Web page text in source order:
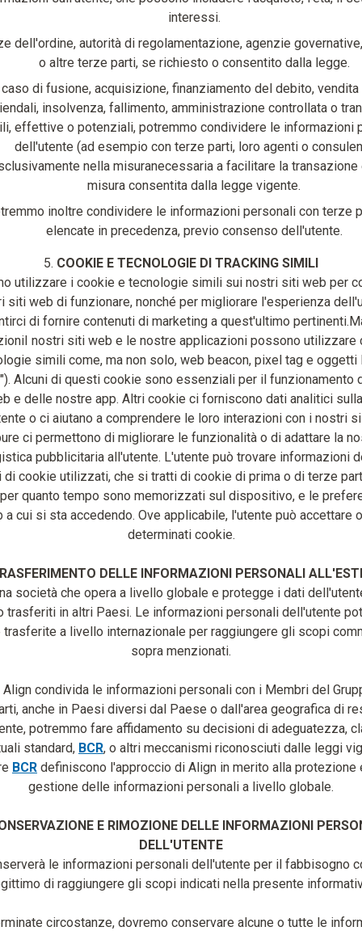
interessi.
dell'ordine, autorità di regolamentazione, agenzie
o altre terze parti, se richiesto o consentito dalla legge.
di fusione, acquisizione, finanziamento del debito,
insolvenza, fallimento, amministrazione controllata o
effettive o potenziali, potremmo condividere le informazioni
dell'utente (ad esempio con terze parti, loro agenti o
nella misuranecessaria a facilitare la transazione
misura consentita dalla legge vigente.
inoltre condividere le informazioni personali con terze
elencate in precedenza, previo consenso dell'utente.
5. COOKIE E TECNOLOGIE DI TRACKING SIMILI
utilizzare i cookie e tecnologie simili sui nostri siti web per
siti web di funzionare, nonché per migliorare l'esperienza
di fornire contenuti di marketing a quest'ultimo
nostri siti web e le nostre applicazioni possono utilizzare
simili come, ma non solo, web beacon, pixel tag e oggetti
Alcuni di questi cookie sono essenziali per il funzionamento
e delle nostre app. Altri cookie ci forniscono dati analitici
o ci aiutano a comprendere le loro interazioni con i nostri
ci permettono di migliorare le funzionalità o di adattare la
pubblicitaria all'utente. L'utente può trovare informazioni
di cookie utilizzati, che si tratti di cookie di prima o di terze
quanto tempo sono memorizzati sul dispositivo, e le
a cui si sta accedendo. Ove applicabile, l'utente può accettare
determinati cookie.
DELLE INFORMAZIONI PERSONALI
società che opera a livello globale e protegge i dati
trasferiti in altri Paesi. Le informazioni personali dell'utente
a livello internazionale per raggiungere gli scopi
sopra menzionati.
condivida le informazioni personali con i Membri del
anche in Paesi diversi dal Paese o dall'area geografica di
potremmo fare affidamento su decisioni di adeguatezza,
standard, BCR, o altri meccanismi riconosciuti dalle leggi
BCR definiscono l'approccio di Align in merito alla protezione
gestione delle informazioni personali a livello globale.
E RIMOZIONE DELLE INFORMAZIONI
DELL'UTENTE
le informazioni personali dell'utente per il fabbisogno
di raggiungere gli scopi indicati nella presente
circostanze, dovremo conservare alcune o tutte le